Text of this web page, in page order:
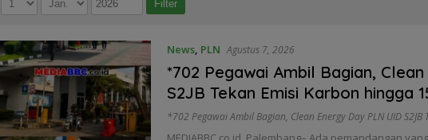
News PLN Agustus 7, 2026
*702 Pegawai Ambil Bagian,
S2JB Tekan Emisi Karbon hingga
*702 Pegawai Ambil Bagian, Clean Energy Day PLN UID